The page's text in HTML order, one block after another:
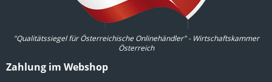
"Qualitätssiegel für Österreichische Onlinehändler" - Wirtschaftskammer
Österreich
Zahlung im Webshop